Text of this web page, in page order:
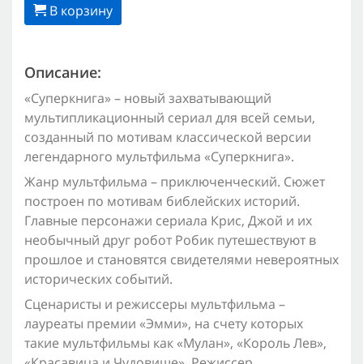
В корзину
Описание:
«Суперкнига» – новый захватывающий
мультипликационный сериал для всей семьи,
созданный по мотивам классической версии
легендарного мультфильма «Суперкнига».
Жанр мультфильма – приключенческий. Сюжет
построен по мотивам библейских историй.
Главные персонажи сериала Крис, Джой и их
необычный друг робот Робик путешествуют в
прошлое и становятся свидетелями невероятных
исторических событий.
Сценаристы и режиссеры мультфильма –
лауреаты премии «Эмми», на счету которых
такие мультфильмы как «Мулан», «Король Лев»,